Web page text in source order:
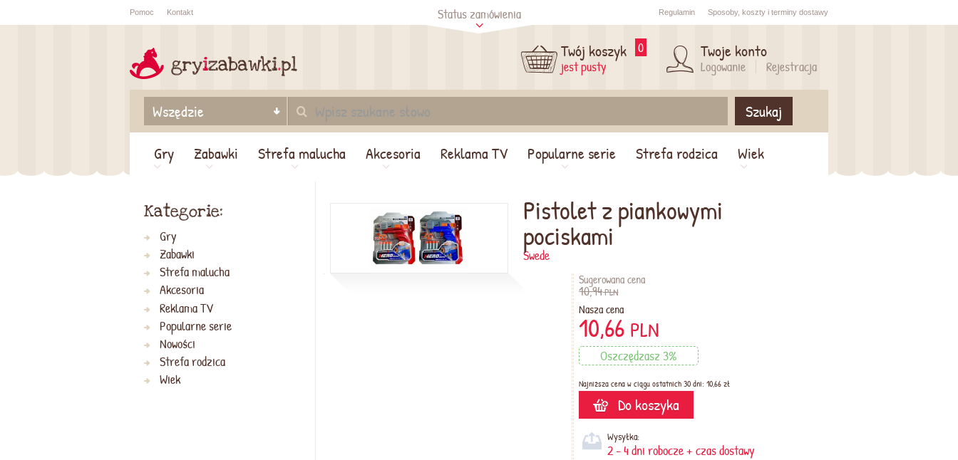
Sprawdź status Sprawdź
Pomoc Kontakt Status zamówienia Regulamin Sposoby, koszty i terminy dostawy
Twój koszyk
jest pusty
0 Twoje konto
Logowanie Rejestracja
Szukaj
Gry
Zabawki Strefa malucha Akcesoria Reklama TV Popularne serie Strefa rodzica Wiek
Pistolet z piankowymi
pociskami
Swede
Sugerowana cena
10,94PLN
Nasza cena
10,66 PLN
Oszczędzasz 3%
Najniższa cena w ciągu ostatnich 30 dni: 10,66 zł
Do koszyka
Wysyłka:
2 - 4 dni robocze + czas dostawy
Kategorie:
Gry
Zabawki
Strefa malucha
Akcesoria
Reklama TV
Popularne serie
Nowości
Strefa rodzica
Wiek